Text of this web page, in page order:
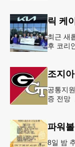
최근 새
후 코리
공통지
증 전망
파워
8일 밤